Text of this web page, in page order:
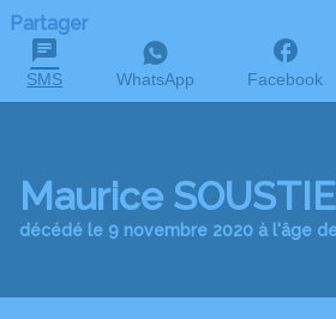
Partager
SMS WhatsApp Facebook
Maurice
décédé le 9 novembre 2020 à l'âge